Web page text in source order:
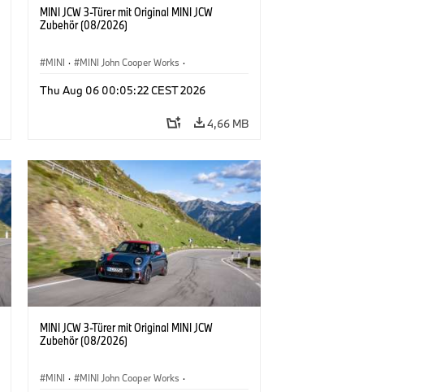
MINI JCW 3-Türer mit Original MINI JCW
Zubehör (08/2026)
MINI · MINI John Cooper Works ·
Sonderausstattungen, Zubehör
Thu Aug 06 00:05:22 CEST 2026
4,66 MB
MINI JCW 3-Türer mit Original MINI JCW
Zubehör (08/2026)
MINI · MINI John Cooper Works ·